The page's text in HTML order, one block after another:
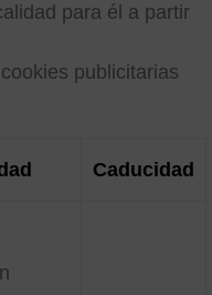
para él a partir
publicitarias
Caducidad